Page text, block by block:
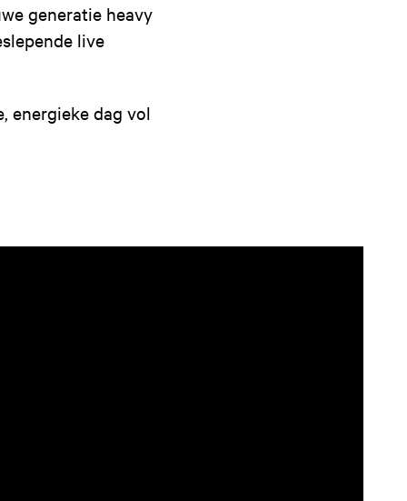
generatie heavy
live
energieke dag vol